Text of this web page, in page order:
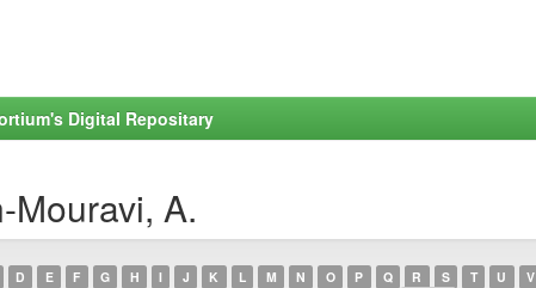
Digital Repositary
Mouravi, A.
D E F G H I J K L M N O P Q R S T U V